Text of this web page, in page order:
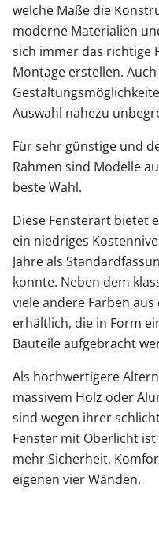
welche Maße die
moderne Materialien
sich immer das richtige
Montage erstellen.
Auswahl nahezu
Für sehr günstige und
Rahmen sind Modelle
beste Wahl.
Diese Fensterart bietet
ein niedriges
Jahre als
konnte. Neben dem
viele andere Farben
erhältlich, die in Form
Bauteile aufgebracht
Als hochwertigere
massivem Holz oder
sind wegen ihrer
Fenster mit Oberlicht
mehr Sicherheit,
eigenen vier Wänden.